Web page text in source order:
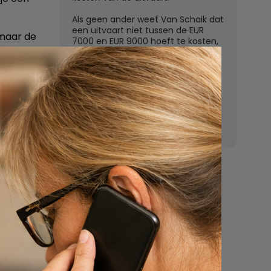
de
of je
kunt
goed
Als geen ander weet Van Schaik dat
een uitvaart niet tussen de EUR
7000 en EUR 9000 hoeft te kosten,
zoals de grote uitvaartverzekeraars
vaak beweren. In deze rubriek
beantwoordt Van Schaik vragen
over uitvaartkosten en financiele
dekking.
Nu
een uitvaart
regelen
Beschrijf uw wensen